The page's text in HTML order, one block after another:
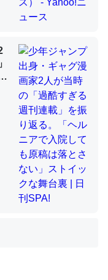
まに覗いてる。ぼ
電中かが分かるので
と僕。ITツール導入で
by LIFULL介護
定中でした。Prime
生で親と会える残
多いそうだけど、
と僕。ITツール導入で